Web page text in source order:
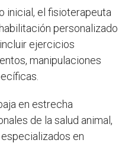
inicial, el fisioterapeuta
personalizado
ejercicios
manipulaciones
en estrecha
de la salud animal,
en